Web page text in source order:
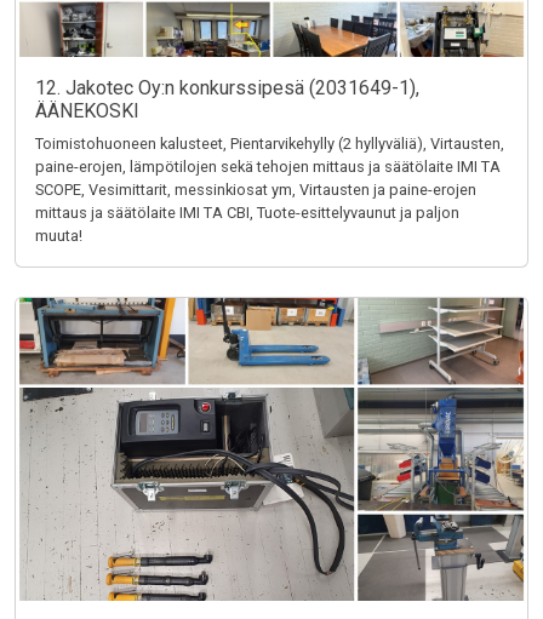
12. Jakotec Oy:n konkurssipesä (2031649-1),
ÄÄNEKOSKI
Toimistohuoneen kalusteet, Pientarvikehylly (2 hyllyväliä), Virtausten,
paine-erojen, lämpötilojen sekä tehojen mittaus ja säätölaite IMI TA
SCOPE, Vesimittarit, messinkiosat ym, Virtausten ja paine-erojen
mittaus ja säätölaite IMI TA CBI, Tuote-esittelyvaunut ja paljon
muuta!